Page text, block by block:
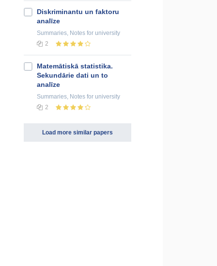
Diskriminantu un faktoru
analīze
Summaries, Notes for university
2
Matemātiskā statistika.
Sekundārie dati un to
analīze
Summaries, Notes for university
2
Load more similar papers